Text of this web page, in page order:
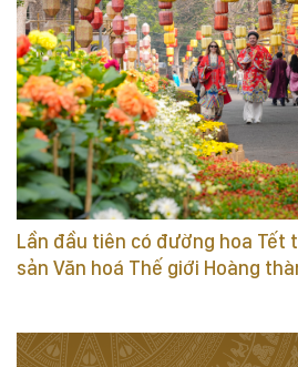
Lần đầu tiên có đường hoa Tết
sản Văn hoá Thế giới Hoàng